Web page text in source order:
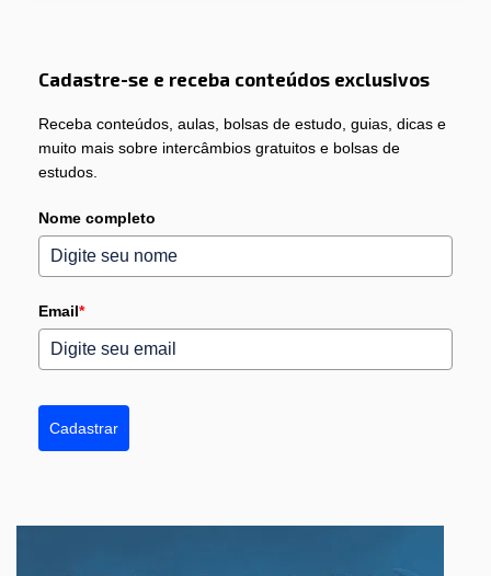
Cadastre-se e receba conteúdos exclusivos
Receba conteúdos, aulas, bolsas de estudo, guias, dicas e
muito mais sobre intercâmbios gratuitos e bolsas de
estudos.
Nome completo
Email*
Cadastrar